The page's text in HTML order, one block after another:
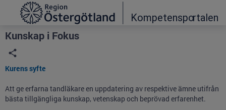
Grade
Portal
Kunskap i Fokus
Kurens syfte
Att ge erfarna tandläkare en uppdatering av respektive ämne utifrån
bästa tillgängliga kunskap, vetenskap och beprövad erfarenhet.